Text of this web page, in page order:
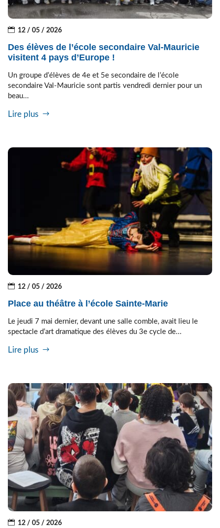
12 / 05 / 2026
Des élèves de l’école secondaire Val-Mauricie
visitent 4 pays d’Europe !
Un groupe d’élèves de 4e et 5e secondaire de l’école
secondaire Val-Mauricie sont partis vendredi dernier pour un
beau...
Lire plus
12 / 05 / 2026
Place au théâtre à l’école Sainte-Marie
Le jeudi 7 mai dernier, devant une salle comble, avait lieu le
spectacle d’art dramatique des élèves du 3e cycle de...
Lire plus
12 / 05 / 2026